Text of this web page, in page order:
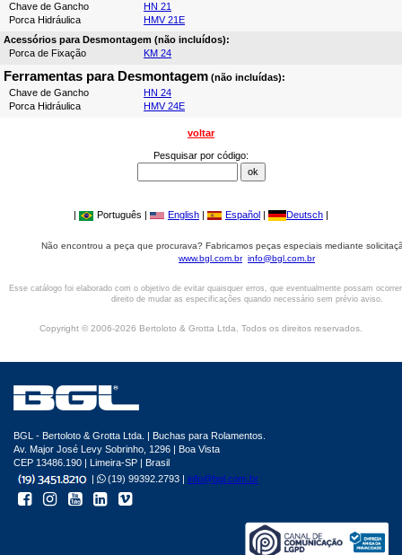
Chave de Gancho
HN 21
Porca Hidráulica
HMV 21E
Acessórios para Desmontagem (não incluídos):
Porca de Fixação
KM 24
Ferramentas para Desmontagem (não incluídas):
Chave de Gancho
HN 24
Porca Hidráulica
HMV 24E
voltar
Pesquisar por código:
| Português | English | Español | Deutsch |
Não encontrou a peça que procurava? Fabricamos peças especiais mediante
www.bgl.com.br info@bgl.com.br
Esse catálogo foi elaborado com o objetivo de evitar quaisquer erros, que eventualmente possam
direito de mudar as especificações quando necessário sem prévio aviso.
Copyright © 2006-2026 Bertoloto & Grotta Ltda. Todos os direitos reservados.
BGL - Bertoloto & Grotta Ltda. | Buchas para Rolamentos.
Av. Major José Levy Sobrinho, 1296 | Boa Vista
CEP 13486.190 | Limeira-SP | Brasil
|
(19) 99392.2793 | info@bgl.com.br